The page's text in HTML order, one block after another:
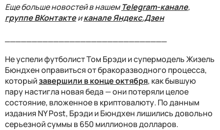
Еще больше новостей в нашемTelegram-канале,
группе ВКонтактеиканале Яндекс.Дзен
Не успели футболист Том Брэди и супермодель Жизель
Бюндхен оправиться от бракоразводного процесса,
которыйзавершили в конце октября, как бывшую
пару настигла новая беда —они потеряли целое
состояние, вложенное в криптовалюту. По данным
издания NY Post, Брэди и Бюндхен лишились довольно
серьезной суммы в 650 миллионов долларов.